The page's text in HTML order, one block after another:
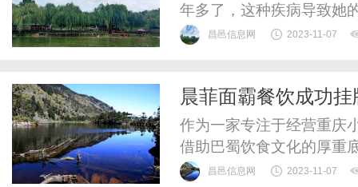
年多了，这种疾病导致她
昌邑信息网 2023-11-07
晨菲面霸餐饮成功
作为一家专注于经营重庆
借助巴蜀饮食文化的厚重
昌邑信息网 2023-11-07